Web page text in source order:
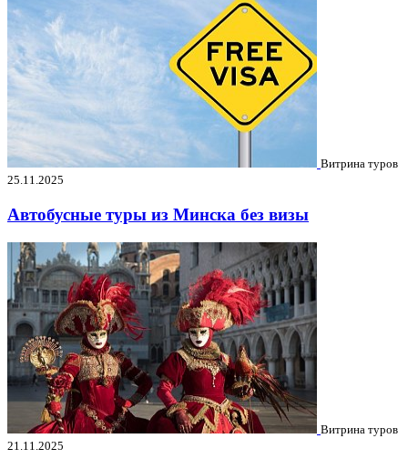
Витрина туров
25.11.2025
Автобусные туры из Минска без визы
Витрина туров
21.11.2025